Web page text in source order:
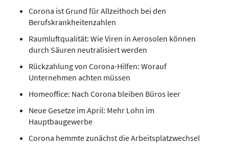
Corona ist Grund für Allzeithoch bei den
Berufskrankheitenzahlen
Raumluftqualität: Wie Viren in Aerosolen können
durch Säuren neutralisiert werden
Rückzahlung von Corona-Hilfen: Worauf
Unternehmen achten müssen
Homeoffice: Nach Corona bleiben Büros leer
Neue Gesetze im April: Mehr Lohn im
Hauptbaugewerbe
Corona hemmte zunächst die Arbeitsplatzwechsel